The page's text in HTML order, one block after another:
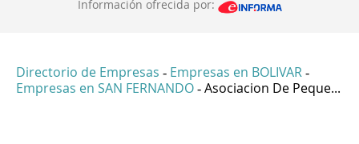
Información ofrecida por:
Directorio de Empresas - Empresas en BOLIVAR -
Empresas en SAN FERNANDO - Asociacion De Peque...